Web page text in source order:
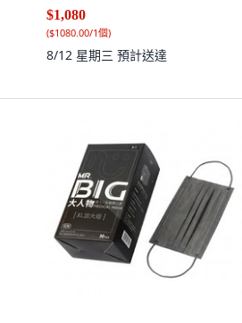
$1,080
($1080.00/1個)
8/12 星期三 預計送達